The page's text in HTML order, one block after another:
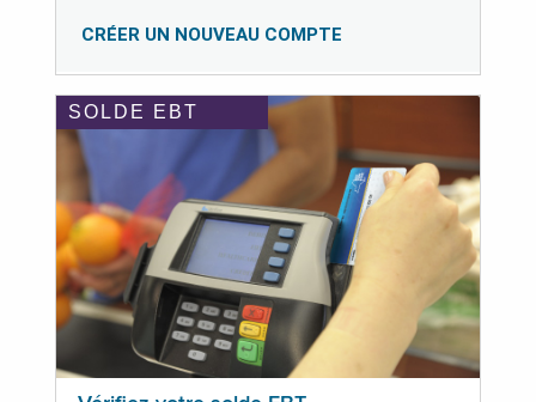
CRÉER UN NOUVEAU COMPTE
SOLDE EBT